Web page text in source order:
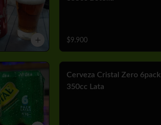
$9.900
Cerveza Cristal Zero 6pack
350cc Lata